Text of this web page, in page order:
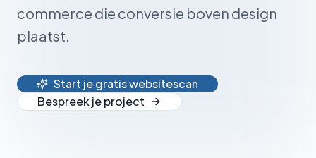
commerce die conversie boven design
plaatst.
Start je gratis websitescan
Bespreek je project